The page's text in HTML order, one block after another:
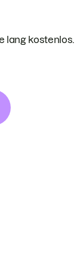
lang kostenlos.